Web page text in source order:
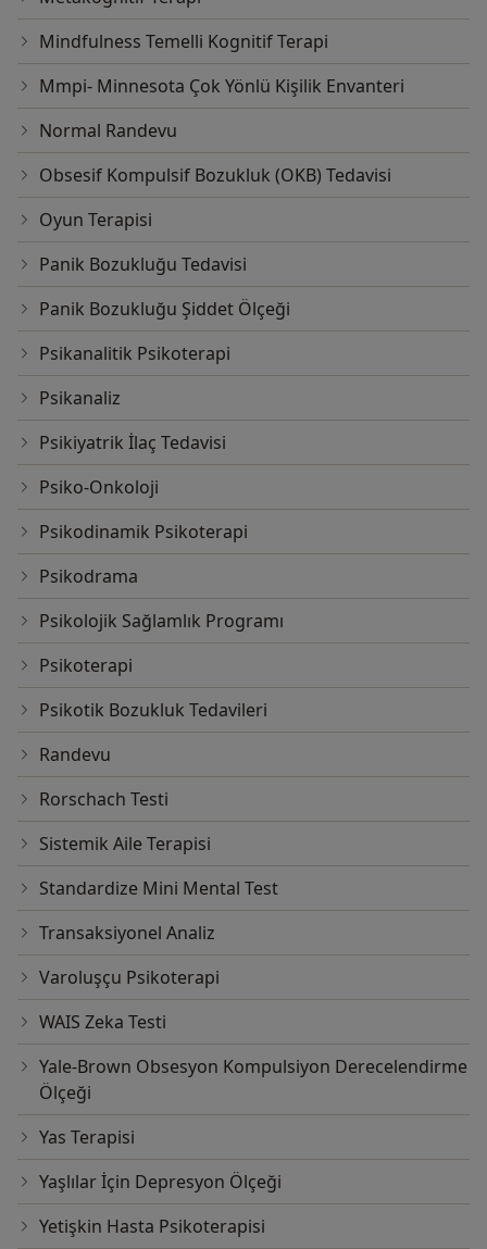
Mindfulness Temelli Kognitif Terapi
Mmpi- Minnesota Çok Yönlü Kişilik Envanteri
Normal Randevu
Obsesif Kompulsif Bozukluk (OKB) Tedavisi
Oyun Terapisi
Panik Bozukluğu Tedavisi
Panik Bozukluğu Şiddet Ölçeği
Psikanalitik Psikoterapi
Psikanaliz
Psikiyatrik İlaç Tedavisi
Psiko-Onkoloji
Psikodinamik Psikoterapi
Psikodrama
Psikolojik Sağlamlık Programı
Psikoterapi
Psikotik Bozukluk Tedavileri
Randevu
Rorschach Testi
Sistemik Aile Terapisi
Standardize Mini Mental Test
Transaksiyonel Analiz
Varoluşçu Psikoterapi
WAIS Zeka Testi
Yale-Brown Obsesyon Kompulsiyon Derecelendirme
Ölçeği
Yas Terapisi
Yaşlılar İçin Depresyon Ölçeği
Yetişkin Hasta Psikoterapisi